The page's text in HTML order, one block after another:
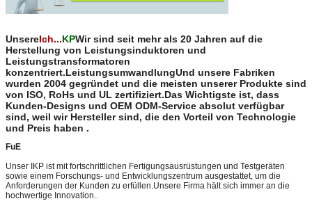
UnsereIch...KPWir sind seit mehr als 20 Jahren auf die
Herstellung von Leistungsinduktoren und
Leistungstransformatoren
konzentriert.LeistungsumwandlungUnd unsere Fabriken
wurden 2004 gegründet und die meisten unserer Produkte sind
von ISO, RoHs und UL zertifiziert.Das Wichtigste ist, dass
Kunden-Designs und OEM ODM-Service absolut verfügbar
sind, weil wir Hersteller sind, die den Vorteil von Technologie
und Preis haben .
FuE
Unser IKP ist mit fortschrittlichen Fertigungsausrüstungen und Testgeräten
sowie einem Forschungs- und Entwicklungszentrum ausgestattet, um die
Anforderungen der Kunden zu erfüllen.Unsere Firma hält sich immer an die
hochwertige Innovation..